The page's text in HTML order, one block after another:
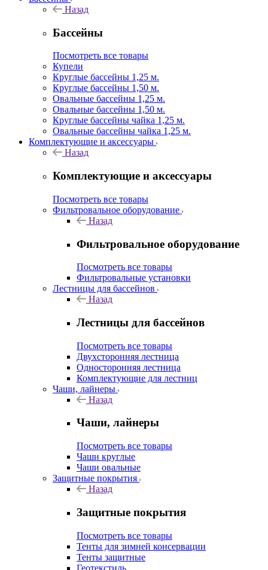
Назад
Бассейны
Посмотреть все товары
Купели
Круглые бассейны 1,25 м.
Круглые бассейны 1,50 м.
Овальные бассейны 1,25 м.
Овальные бассейны 1,50 м.
Круглые бассейны чайка 1,25 м.
Овальные бассейны чайка 1,25 м.
Комплектующие и аксессуары
Назад
Комплектующие и аксессуары
Посмотреть все товары
Фильтровальное оборудование
Назад
Фильтровальное оборудование
Посмотреть все товары
Фильтровальные установки
Лестницы для бассейнов
Назад
Лестницы для бассейнов
Посмотреть все товары
Двухсторонняя лестница
Односторонняя лестница
Комплектующие для лестниц
Чаши, лайнеры
Назад
Чаши, лайнеры
Посмотреть все товары
Чаши круглые
Чаши овальные
Защитные покрытия
Назад
Защитные покрытия
Посмотреть все товары
Тенты для зимней консервации
Тенты защитные
Геотекстиль